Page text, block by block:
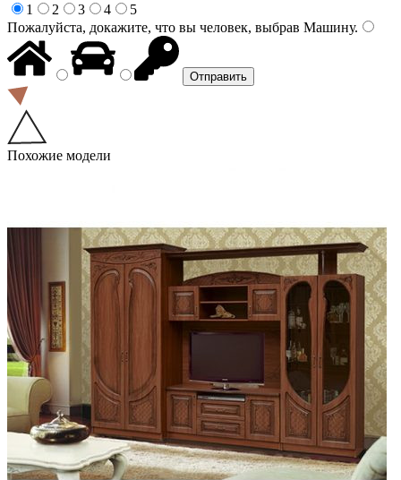
1
2 3 4
5
Пожалуйста, докажите, что вы человек, выбрав Машину.
Похожие модели